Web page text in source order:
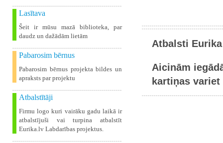
Lasītava
Šeit ir mūsu mazā biblioteka, par
daudz un dažādām lietām
Pabarosim bērnus
Pabarosim bērnus projekta bildes un
apraksts par projektu
Atbalstītāji
Firmu logo kuri vairāku gadu laikā ir
atbalstījuši vai turpina atbalstīt
Eurika.lv Labdarības projektus.
Atbalsti
Aicinām
kartiņas variet